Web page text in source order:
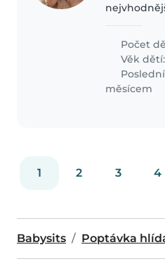
příkladem
aby měla
dokázala
která je na
Počet
Věk dětí:
měsícem
1 2 3 4
Babysits Poptávka